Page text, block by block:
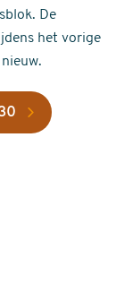
De
het vorige